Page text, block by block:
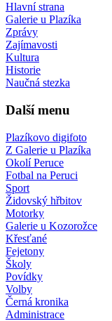
Hlavní strana
Galerie u Plazíka
Zprávy
Zajímavosti
Kultura
Historie
Naučná stezka
Další menu
Plazíkovo digifoto
Z Galerie u Plazíka
Okolí Peruce
Fotbal na Peruci
Sport
Židovský hřbitov
Motorky
Galerie u Kozorožce
Křesťané
Fejetony
Školy
Povídky
Volby
Černá kronika
Administrace